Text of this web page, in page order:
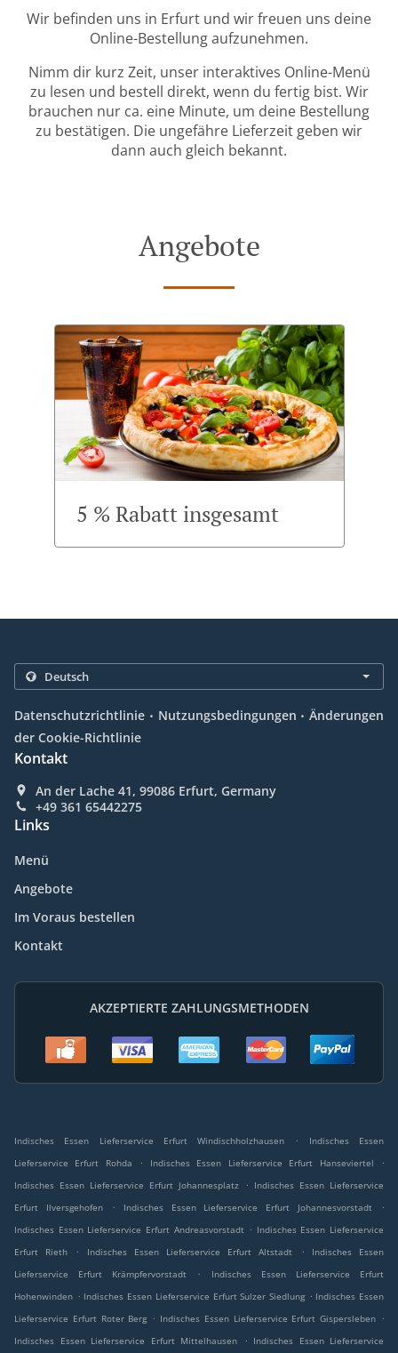
Wir befinden uns in Erfurt und wir freuen uns deine
Online-Bestellung aufzunehmen.
Nimm dir kurz Zeit, unser interaktives Online-Menü
zu lesen und bestell direkt, wenn du fertig bist. Wir
brauchen nur ca. eine Minute, um deine Bestellung
zu bestätigen. Die ungefähre Lieferzeit geben wir
dann auch gleich bekannt.
Angebote
5 % Rabatt insgesamt
Datenschutzrichtlinie . Nutzungsbedingungen . Änderungen
der Cookie-Richtlinie
Kontakt
An der Lache 41, 99086 Erfurt, Germany
+49 361 65442275
Links
Menü
Angebote
Im Voraus bestellen
Kontakt
AKZEPTIERTE ZAHLUNGSMETHODEN
Indisches Essen Lieferservice Erfurt Windischholzhausen .
Indisches Essen
Lieferservice Erfurt Rohda
. Indisches Essen Lieferservice Erfurt Hanseviertel
.
Indisches Essen Lieferservice Erfurt Johannesplatz
. Indisches Essen Lieferservice
Erfurt Ilversgehofen
. Indisches Essen Lieferservice Erfurt Johannesvorstadt
.
Indisches Essen Lieferservice Erfurt Andreasvorstadt . Indisches Essen Lieferservice
Erfurt Rieth
. Indisches Essen Lieferservice Erfurt Altstadt .
Indisches Essen
Lieferservice Erfurt Krämpfervorstadt
.
Indisches Essen Lieferservice Erfurt
Hohenwinden . Indisches Essen Lieferservice Erfurt Sulzer Siedlung . Indisches Essen
Lieferservice Erfurt Roter Berg . Indisches Essen Lieferservice Erfurt Gispersleben .
Indisches Essen Lieferservice Erfurt Mittelhausen
. Indisches Essen Lieferservice